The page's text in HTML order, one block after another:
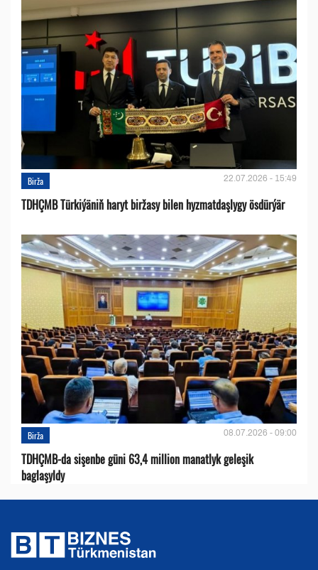
Birža 22.07.2026 - 15:49
TDHÇMB Türkiýäniň haryt biržasy bilen hyzmatdaşlygy ösdürýär
Birža 08.07.2026 - 09:00
TDHÇMB-da sişenbe güni 63,4 million manatlyk geleşik
baglaşyldy